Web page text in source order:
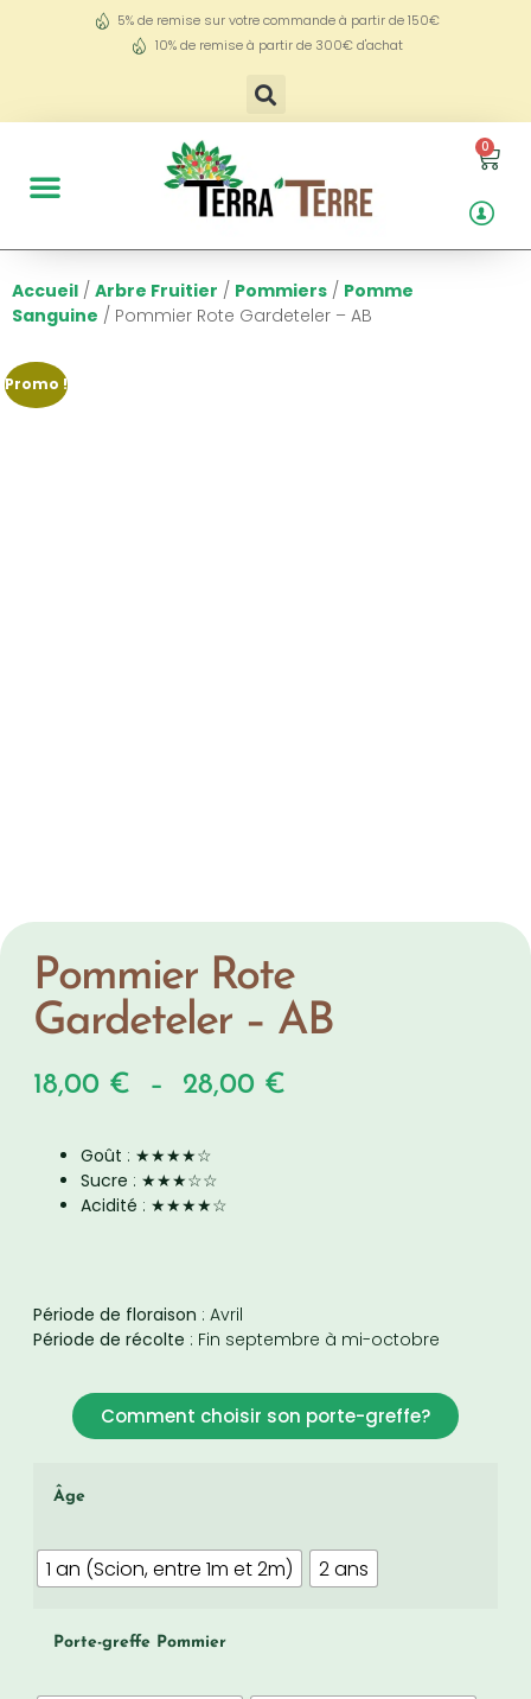
5% de remise sur votre commande à partir de 150€
10% de remise à partir de 300€ d'achat
0
Accueil / Arbre Fruitier / Pommiers / Pomme
Sanguine / Pommier Rote Gardeteler – AB
Promo !
Pommier Rote
Gardeteler – AB
18,00 € – 28,00 €
Goût : ★★★★☆
Sucre : ★★★☆☆
Acidité : ★★★★☆
Période de floraison : Avril
Période de récolte : Fin septembre à mi-octobre
Comment choisir son porte-greffe?
Âge
1 an (Scion, entre 1m et 2m) 2 ans
Porte-greffe Pommier